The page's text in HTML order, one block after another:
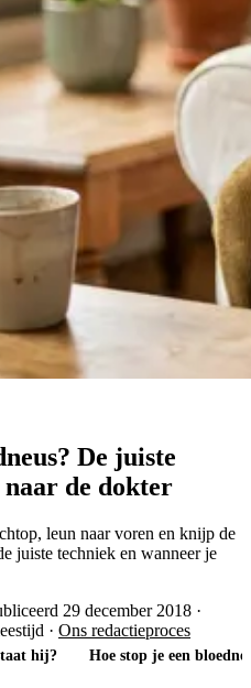
De juiste
de dokter
leun naar voren en knijp de
juiste techniek en wanneer je
29 december 2018 ·
· Ons redactieproces
hij? Hoe stop je een